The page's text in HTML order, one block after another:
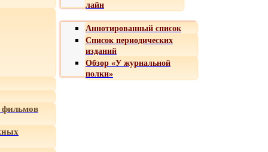
лайн
Аннотированный список
Список периодических
изданий
Обзор «У журнальной
полки»